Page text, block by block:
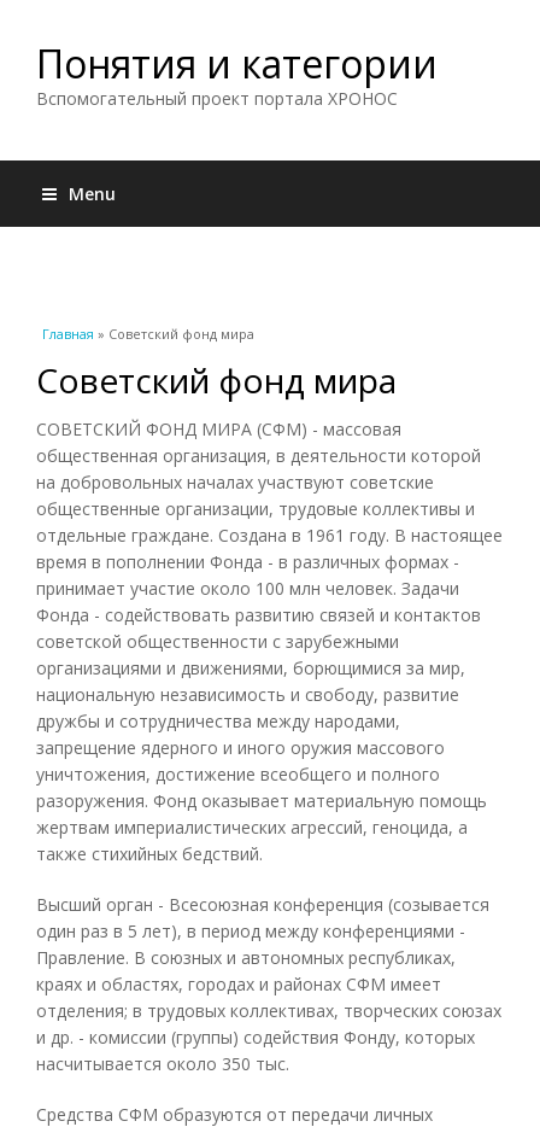
Понятия и категории
Вспомогательный проект портала ХРОНОС
Menu
Вы здесь
Главная » Советский фонд мира
Советский фонд мира
СОВЕТСКИЙ ФОНД МИРА (СФМ) - массовая
общественная организация, в деятельности которой
на добровольных началах участвуют советские
общественные организации, трудовые коллективы и
отдельные граждане. Создана в 1961 году. В настоящее
время в пополнении Фонда - в различных формах -
принимает участие около 100 млн человек. Задачи
Фонда - содействовать развитию связей и контактов
советской общественности с зарубежными
организациями и движениями, борющимися за мир,
национальную независимость и свободу, развитие
дружбы и сотрудничества между народами,
запрещение ядерного и иного оружия массового
уничтожения, достижение всеобщего и полного
разоружения. Фонд оказывает материальную помощь
жертвам империалистических агрессий, геноцида, а
также стихийных бедствий.
Высший орган - Всесоюзная конференция (созывается
один раз в 5 лет), в период между конференциями -
Правление. В союзных и автономных республиках,
краях и областях, городах и районах СФМ имеет
отделения; в трудовых коллективах, творческих союзах
и др. - комиссии (группы) содействия Фонду, которых
насчитывается около 350 тыс.
Средства СФМ образуются от передачи личных